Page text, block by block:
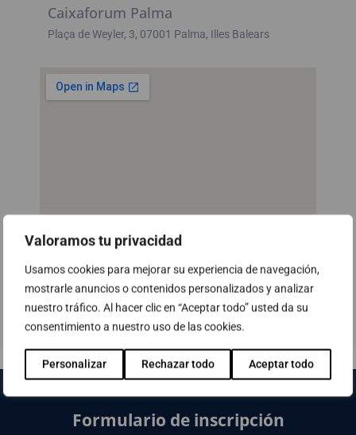
Valoramos tu privacidad
Usamos cookies para mejorar su experiencia de navegación,
mostrarle anuncios o contenidos personalizados y analizar
nuestro tráfico. Al hacer clic en “Aceptar todo” usted da su
consentimiento a nuestro uso de las cookies.
Personalizar Rechazar todo Aceptar todo
Caixaforum Palma
Plaça de Weyler, 3, 07001 Palma, Illes Balears
Formulario de inscripción